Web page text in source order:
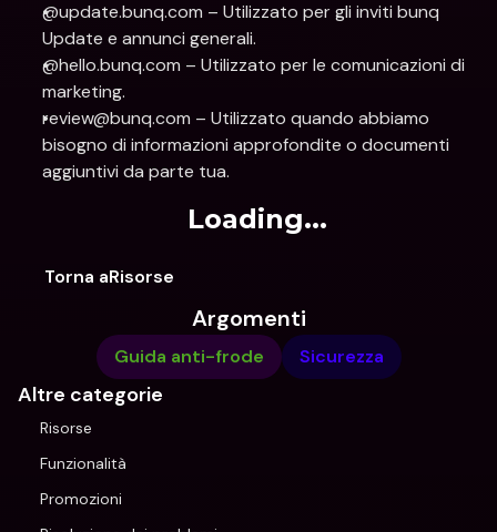
@update.bunq.com – Utilizzato per gli inviti bunq
Update e annunci generali.
@hello.bunq.com – Utilizzato per le comunicazioni di
marketing.
review@bunq.com – Utilizzato quando abbiamo
bisogno di informazioni approfondite o documenti
aggiuntivi da parte tua.
Loading...
Torna aRisorse
Argomenti
Guida anti-frode Sicurezza
Altre categorie
Risorse
Funzionalità
Promozioni